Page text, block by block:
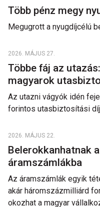
Több pénz megy
Megugrott a nyugdíjcélú
2026. MÁJUS 27.
Többe fáj az
magyarok
Az utazni vágyók idén
forintos utasbiztosítási
2026. MÁJUS 22.
Belerokkanhatnak
áramszámlákba
Az áramszámlák egyik
akár háromszázmilliárd
okozhat a magyar